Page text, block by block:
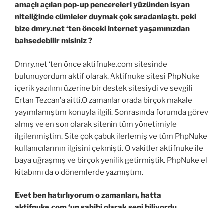
amaçlı açılan pop-up pencereleri yüzünden isyan
niteliğinde cümleler duymak çok sıradanlaştı. peki
bize dmry.net ‘ten önceki internet yaşamınızdan
bahsedebilir misiniz ?
Dmry.net ‘ten önce aktifnuke.com sitesinde
bulunuyordum aktif olarak. Aktifnuke sitesi PhpNuke
içerik yazılımı üzerine bir destek sitesiydi ve sevgili
Ertan Tezcan’a aitti.O zamanlar orada birçok makale
yayımlamıştım konuyla ilgili. Sonrasında forumda görev
almış ve en son olarak sitenin tüm yönetimiyle
ilgilenmiştim. Site çok çabuk ilerlemiş ve tüm PhpNuke
kullanıcılarının ilgisini çekmişti. O vakitler aktifnuke ile
baya uğraşmış ve birçok yenilik getirmiştik. PhpNuke el
kitabımı da o dönemlerde yazmıştım.
Evet ben hatırlıyorum o zamanları, hatta